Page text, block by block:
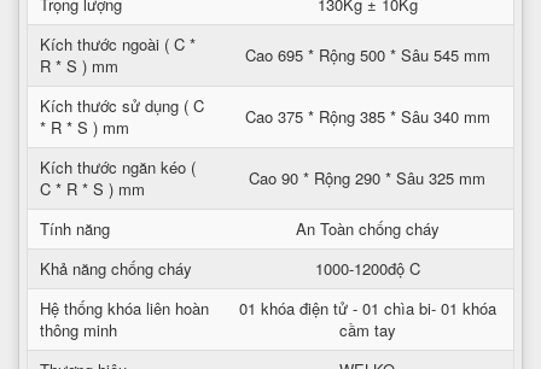
Kích thước ngoài ( C *
R * S ) mm
Cao 695 * Rộng 500 * Sâu 545 mm
Kích thước sử dụng ( C
* R * S ) mm
Cao 375 * Rộng 385 * Sâu 340 mm
Kích thước ngăn kéo (
C * R * S ) mm
Cao 90 * Rộng 290 * Sâu 325 mm
Tính năng
An Toàn chống cháy
Khả năng chống cháy
1000-1200độ C
Hệ thống khóa liên hoàn
thông minh
01 khóa điện tử - 01 chìa bi- 01 khóa
cầm tay